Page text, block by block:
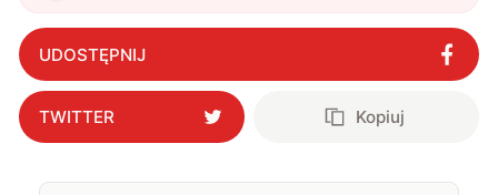
polski rynek"?
UDOSTĘPNIJ
TWITTER Kopiuj